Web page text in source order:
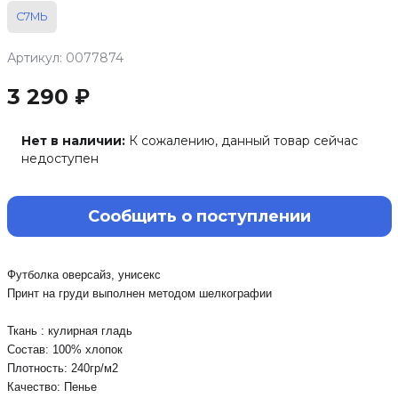
С7МЬ
Артикул: 0077874
3 290 ₽
Нет в наличии: К сожалению, данный товар сейчас
недоступен
Сообщить о поступлении
Футболка оверсайз, унисекс
Принт на груди выполнен методом шелкографии
Ткань : кулирная гладь
Состав: 100% хлопок
Плотность: 240гр/м2
Качество: Пенье